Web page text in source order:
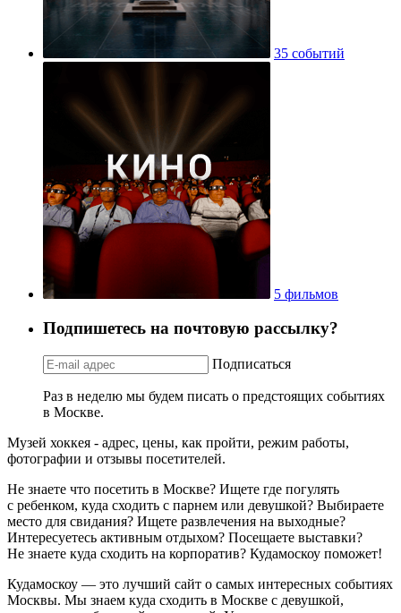
35 событий
5 фильмов
Подпишетесь на почтовую рассылку?
Подписаться
Раз в неделю мы будем писать о предстоящих событиях
в Москве.
Музей хоккея - адрес, цены, как пройти, режим работы,
фотографии и отзывы посетителей.
Не знаете что посетить в Москве? Ищете где погулять
с ребенком, куда сходить с парнем или девушкой? Выбираете
место для свидания? Ищете развлечения на выходные?
Интересуетесь активным отдыхом? Посещаете выставки?
Не знаете куда сходить на корпоратив? Кудамоскоу поможет!
Кудамоскоу — это лучший сайт о самых интересных событиях
Москвы. Мы знаем куда сходить в Москве с девушкой,